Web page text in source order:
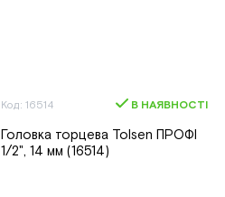
Код: 16514 В НАЯВНОСТІ
Головка торцева Tolsen ПРОФІ
1/2", 14 мм (16514)